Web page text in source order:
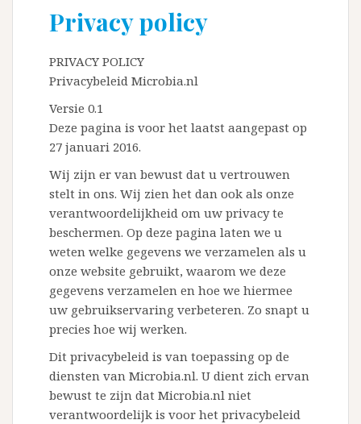
Privacy policy
PRIVACY POLICY
Privacybeleid Microbia.nl
Versie 0.1
Deze pagina is voor het laatst aangepast op
27 januari 2016.
Wij zijn er van bewust dat u vertrouwen
stelt in ons. Wij zien het dan ook als onze
verantwoordelijkheid om uw privacy te
beschermen. Op deze pagina laten we u
weten welke gegevens we verzamelen als u
onze website gebruikt, waarom we deze
gegevens verzamelen en hoe we hiermee
uw gebruikservaring verbeteren. Zo snapt u
precies hoe wij werken.
Dit privacybeleid is van toepassing op de
diensten van Microbia.nl. U dient zich ervan
bewust te zijn dat Microbia.nl niet
verantwoordelijk is voor het privacybeleid